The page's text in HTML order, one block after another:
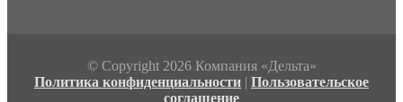
© Copyright 2026 Компания «Дельта»
Политика конфиденциальности | Пользовательское
соглашение